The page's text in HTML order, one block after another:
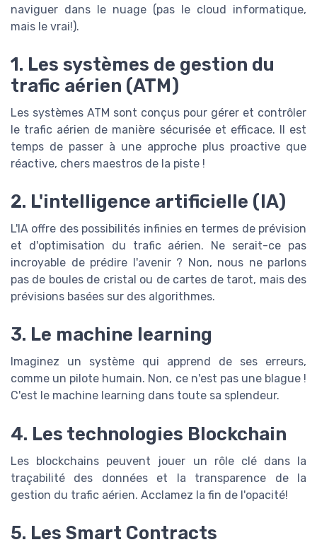
naviguer dans le nuage (pas le cloud informatique,
mais le vrai!).
1. Les systèmes de gestion du
trafic aérien (ATM)
Les systèmes ATM sont conçus pour gérer et contrôler
le trafic aérien de manière sécurisée et efficace. Il est
temps de passer à une approche plus proactive que
réactive, chers maestros de la piste !
2. L'intelligence artificielle (IA)
L'IA offre des possibilités infinies en termes de prévision
et d'optimisation du trafic aérien. Ne serait-ce pas
incroyable de prédire l'avenir ? Non, nous ne parlons
pas de boules de cristal ou de cartes de tarot, mais des
prévisions basées sur des algorithmes.
3. Le machine learning
Imaginez un système qui apprend de ses erreurs,
comme un pilote humain. Non, ce n'est pas une blague !
C'est le machine learning dans toute sa splendeur.
4. Les technologies Blockchain
Les blockchains peuvent jouer un rôle clé dans la
traçabilité des données et la transparence de la
gestion du trafic aérien. Acclamez la fin de l'opacité!
5. Les Smart Contracts